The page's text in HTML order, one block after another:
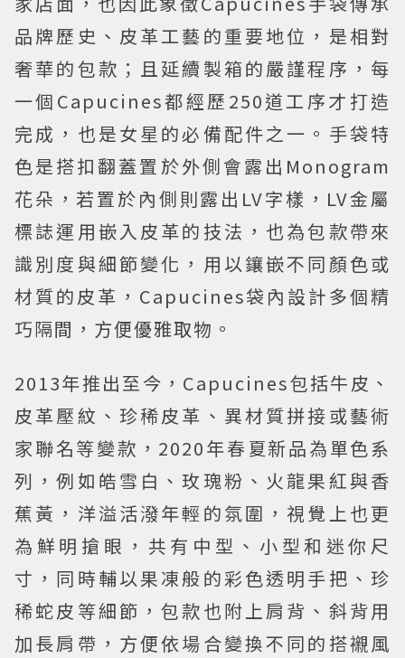
品牌歷史、皮革工藝的重要地位，是相對
奢華的包款；且延續製箱的嚴謹程序，每
一個Capucines都經歷250道工序才打造
完成，也是女星的必備配件之一。手袋特
色是搭扣翻蓋置於外側會露出Monogram
花朵，若置於內側則露出LV字樣，LV金屬
標誌運用嵌入皮革的技法，也為包款帶來
識別度與細節變化，用以鑲嵌不同顏色或
材質的皮革，Capucines袋內設計多個精
巧隔間，方便優雅取物。
2013年推出至今，Capucines包括牛皮、
皮革壓紋、珍稀皮革、異材質拼接或藝術
家聯名等變款，2020年春夏新品為單色系
列，例如皓雪白、玫瑰粉、火龍果紅與香
蕉黃，洋溢活潑年輕的氛圍，視覺上也更
為鮮明搶眼，共有中型、小型和迷你尺
寸，同時輔以果凍般的彩色透明手把、珍
稀蛇皮等細節，包款也附上肩背、斜背用
加長肩帶，方便依場合變換不同的搭襯風